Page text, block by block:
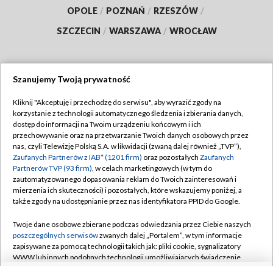
OPOLE / POZNAŃ / RZESZÓW /
SZCZECIN / WARSZAWA / WROCŁAW
TVP
Abonament TVP
Emisja w TVP
Centrum informacji TVP
Naziemna Telewizja Cyfrowa
Rada Programowa
System NOS
Regulamin TVP
Polityka prywatności
Moje zgody
Pomoc
Kontakt
Szanujemy Twoją prywatność
Kliknij "Akceptuję i przechodzę do serwisu", aby wyrazić zgody na
korzystanie z technologii automatycznego śledzenia i zbierania danych,
dostęp do informacji na Twoim urządzeniu końcowym i ich
przechowywanie oraz na przetwarzanie Twoich danych osobowych przez
nas, czyli Telewizję Polską S.A. w likwidacji (zwaną dalej również „TVP”),
Zaufanych Partnerów z IAB* (1201 firm) oraz pozostałych Zaufanych
Partnerów TVP (93 firm), w celach marketingowych (w tym do
zautomatyzowanego dopasowania reklam do Twoich zainteresowań i
mierzenia ich skuteczności) i pozostałych, które wskazujemy poniżej, a
także zgody na udostępnianie przez nas identyfikatora PPID do Google.
Twoje dane osobowe zbierane podczas odwiedzania przez Ciebie naszych
poszczególnych serwisówzwanych dalej „Portalem”, w tym informacje
zapisywane za pomocą technologii takich jak: pliki cookie, sygnalizatory
WWW lub innych podobnych technologii umożliwiających świadczenie